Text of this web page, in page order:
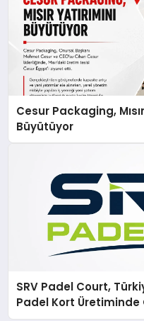
Cesur Packaging,
Büyütüyor
SRV Padel Court,
Padel Kort Üretiminde